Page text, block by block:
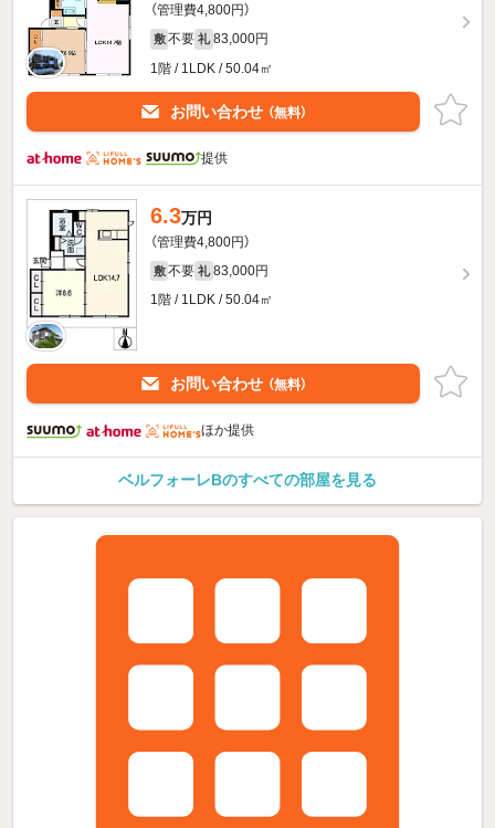
（管理費4,800円）
敷 不要 礼 83,000円
1階 / 1LDK / 50.04㎡
お問い合わせ （無料）
提供
6.3万円
（管理費4,800円）
敷 不要 礼 83,000円
1階 / 1LDK / 50.04㎡
お問い合わせ （無料）
ほか提供
ベルフォーレBのすべての部屋を見る